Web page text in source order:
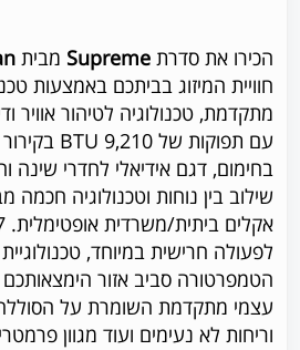
הכירו את סדרתSupreme מבית
חוויית המיזוג בביתכם באמצעות
בחימום, דגם אידיאלי לחדרי שינה
שילוב בין נוחות וטכנולוגיה
הטמפרטורה סביב אזור
עצמי מתקדמת השומרת על
וריחות לא נעימים ועוד מגוון